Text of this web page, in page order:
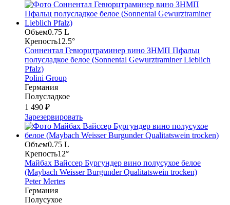
Объем0.75 L
Крепость12.5°
Соннентал Гевюрцтраминер вино ЗНМП Пфальц
полусладкое белое (Sonnental Gewurztraminer Lieblich
Pfalz)
Polini Group
Германия
Полусладкое
1 490 ₽
Зарезервировать
Объем0.75 L
Крепость12°
Майбах Вайссер Бургундер вино полусухое белое
(Maybach Weisser Burgunder Qualitatswein trocken)
Peter Mertes
Германия
Полусухое